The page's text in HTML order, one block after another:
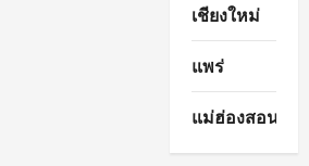
เชียงใหม่
แพร่
แม่ฮ่องสอน